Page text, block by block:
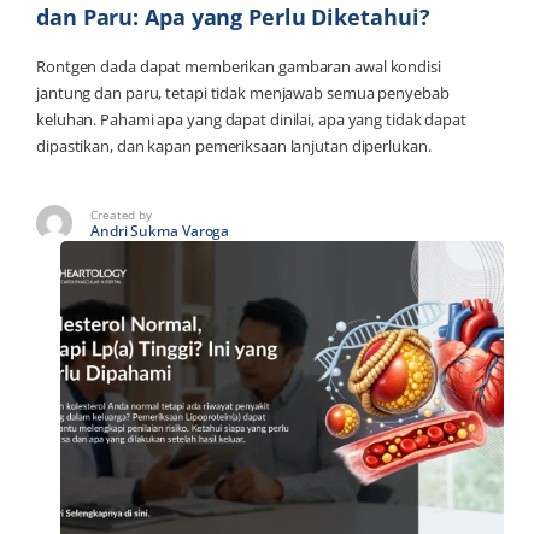
dan Paru: Apa yang Perlu Diketahui?
Rontgen dada dapat memberikan gambaran awal kondisi
jantung dan paru, tetapi tidak menjawab semua penyebab
keluhan. Pahami apa yang dapat dinilai, apa yang tidak dapat
dipastikan, dan kapan pemeriksaan lanjutan diperlukan.
Created by
Andri Sukma Varoga